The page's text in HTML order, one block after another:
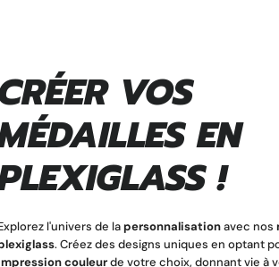
VOS
EN
!
l'univers de lapersonnalisationavec nos
. Créez des designs uniques en optant
couleurde votre choix, donnant vie à